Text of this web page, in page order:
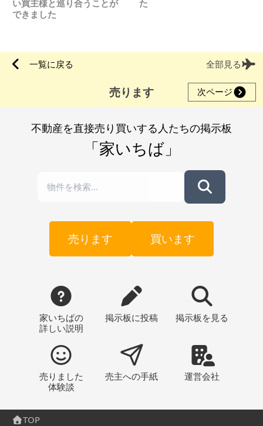
い買主様と巡り合うことが
できました
た
一覧に戻る 全部見る
売ります 次ページ
不動産を直接売り買いする人たちの掲示板
「家いちば」
売ります 買います
家いちばの
詳しい説明
掲示板に投稿 掲示板 を見る
売りました
体験談
売主への手紙 運営会社
TOP